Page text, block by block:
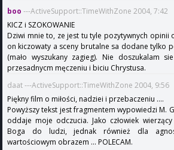
boo ---ActiveSupport::TimeWithZone 2004, 7:42
KICZ i SZOKOWANIE
Dziwi mnie to, ze jest tu tyle pozytywnych opinii
on kiczowaty a sceny brutalne sa dodane tylko
(mało wyszukany zagieg). Nie doszukalam
przesadnycm męczeniu i biciu Chrystusa.
daat ---ActiveSupport::TimeWithZone 2004, 9:56
Piękny film o miłości, nadziei i przebaczeniu ....
Powyższy tekst jest fragmentem wypowiedzi M.
oddaje moje odczucia. Jako człowiek
Boga do ludzi, jednak również dla
wartościowym obrazem ... POLECAM.